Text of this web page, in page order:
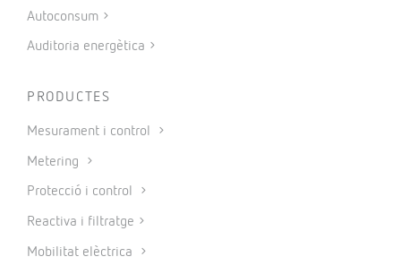
Autoconsum
Auditoria energètica
PRODUCTES
Mesurament i control
Metering
Protecció i control
Reactiva i filtratge
Mobilitat elèctrica